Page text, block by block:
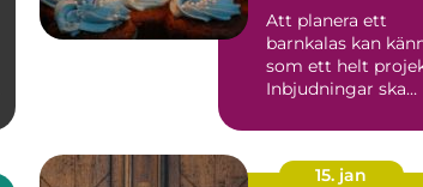
Att planera ett
barnkalas kan
som ett helt
Inbjudningar ska
15. jan